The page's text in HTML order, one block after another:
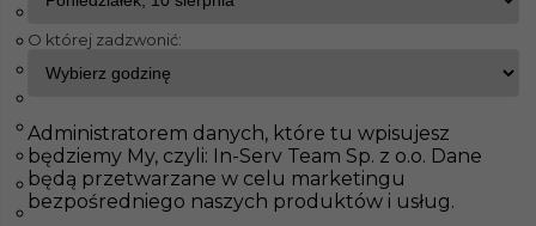
InServ Oferty pracy
Pokaż filtr
Paderborn
Wutöschingen
Achim
Solingen
Aachen
Augsburg
Bad Bevensen
O której zadzwonić:
Administratorem danych, które tu wpisujesz
będziemy My, czyli: In-Serv Team Sp. z o.o. Dane
będą przetwarzane w celu marketingu
bezpośredniego naszych produktów i usług.